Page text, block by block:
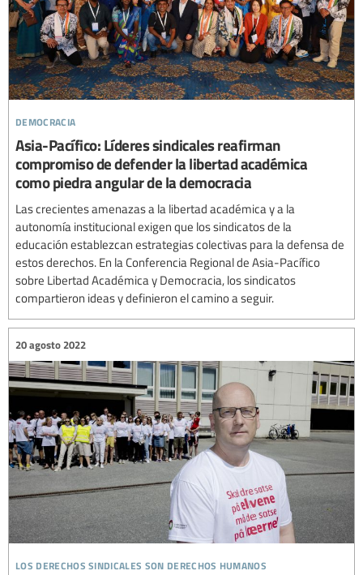
democracia
Asia-Pacífico: Líderes sindicales reafirman
compromiso de defender la libertad académica
como piedra angular de la democracia
Las crecientes amenazas a la libertad académica y a la
autonomía institucional exigen que los sindicatos de la
educación establezcan estrategias colectivas para la defensa de
estos derechos. En la Conferencia Regional de Asia-Pacífico
sobre Libertad Académica y Democracia, los sindicatos
compartieron ideas y definieron el camino a seguir.
los derechos sindicales son derechos humanos
20 agosto 2022